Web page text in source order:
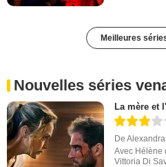
Meilleures
Nouvelles séries
La mère et
De
Avec Hélène
Vittoria Di